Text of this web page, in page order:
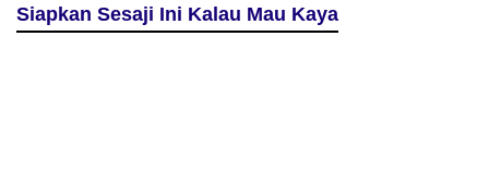
Siapkan Sesaji Ini Kalau Mau Kaya